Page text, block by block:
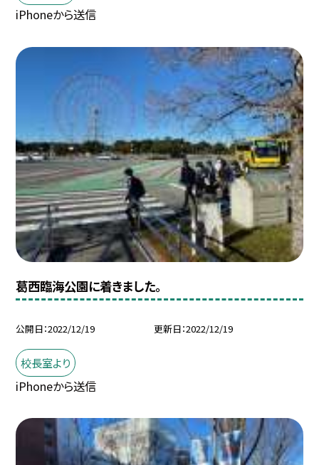
iPhoneから送信
葛西臨海公園に着きました。
公開日 2022/12/19 更新日 2022/12/19
校長室より
iPhoneから送信